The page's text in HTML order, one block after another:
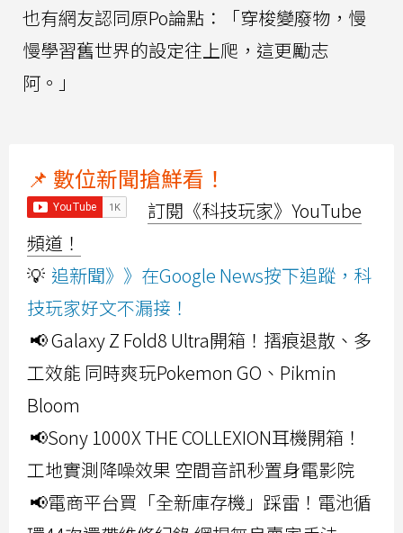
也有網友認同原Po論點：「穿梭變廢物，慢
慢學習舊世界的設定往上爬，這更勵志
阿。」
📌 數位新聞搶鮮看！
訂閱《科技玩家》YouTube
頻道！
💡 追新聞》》在Google News按下追蹤，科
技玩家好文不漏接！
📢 Galaxy Z Fold8 Ultra開箱！摺痕退散、多
工效能 同時爽玩Pokemon GO、Pikmin
Bloom
📢Sony 1000X THE COLLEXION耳機開箱！
工地實測降噪效果 空間音訊秒置身電影院
📢電商平台買「全新庫存機」踩雷！電池循